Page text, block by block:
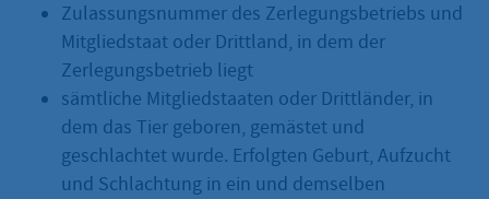
Zulassungsnummer des Zerlegungsbetriebs und
Mitgliedstaat oder Drittland, in dem der
Zerlegungsbetrieb liegt
sämtliche Mitgliedstaaten oder Drittländer, in
dem das Tier geboren, gemästet und
geschlachtet wurde. Erfolgten Geburt, Aufzucht
und Schlachtung in ein und demselben